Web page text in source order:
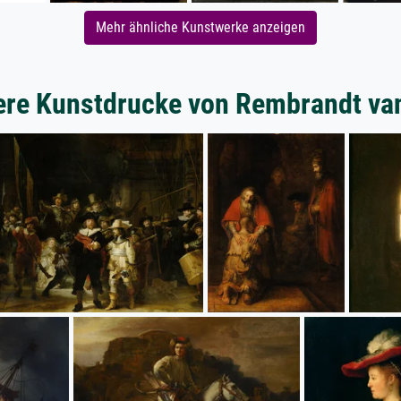
Mehr ähnliche Kunstwerke anzeigen
Kunstdrucke von Rembrandt